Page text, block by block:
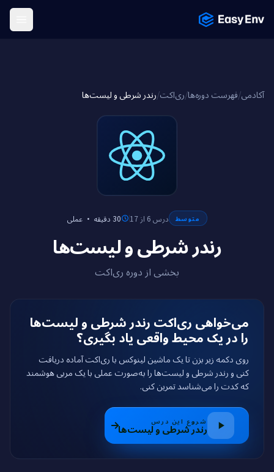
Menu
آکادمی/فهرست دوره‌ها/ری‌اکت/رندر شرطی و لیست‌ها
متوسط درس 6 از 17 30 دقیقه ·عملی
رندر شرطی و لیست‌ها
بخشی از دوره ری‌اکت
می‌خواهی ری‌اکت رندر شرطی و لیست‌ها
را در یک محیط واقعی یاد بگیری؟
روی دکمه زیر بزن تا یک ماشین لینوکس با ری‌اکت آماده دریافت
کنی و رندر شرطی و لیست‌ها را به‌صورت عملی با یک مربی هوشمند
که کدت را می‌شناسد تمرین کنی.
شروع این درس
رندر شرطی و لیست‌ها